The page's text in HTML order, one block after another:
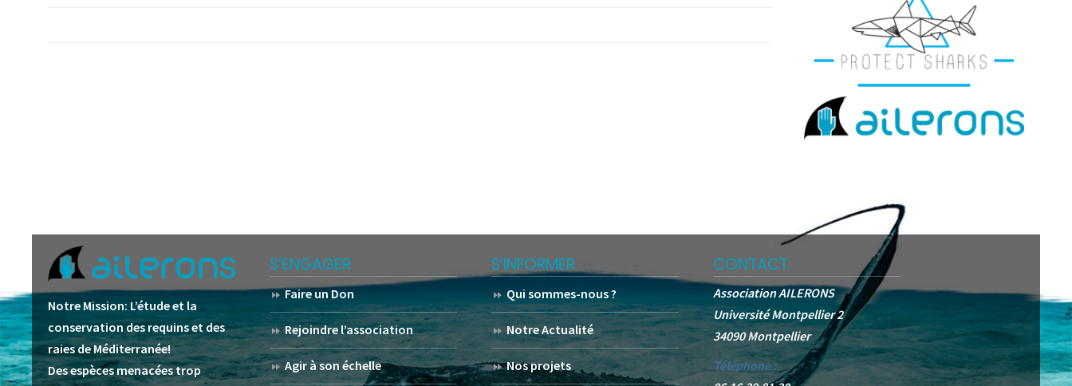
Notre Mission: L’étude et la
conservation des requins et des
raies de Méditerranée!
Des espèces menacées trop
S’ENGAGER
Faire un Don
Rejoindre l’association
Agir à son échelle
S’INFORMER
Qui sommes-nous ?
Notre Actualité
Nos projets
CONTACT
Association AILERONS
Université Montpellier 2
34090 Montpellier
Téléphone :